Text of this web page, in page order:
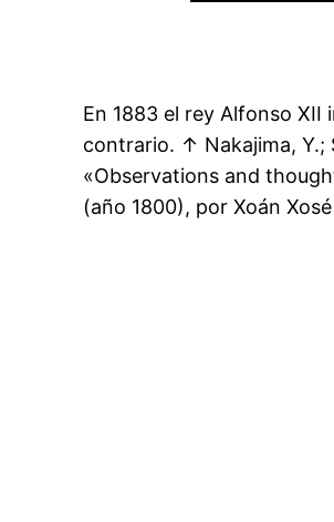
En 1883 el rey Alfonso XII
contrario. ↑ Nakajima, Y.;
«Observations and
(año 1800), por Xoán